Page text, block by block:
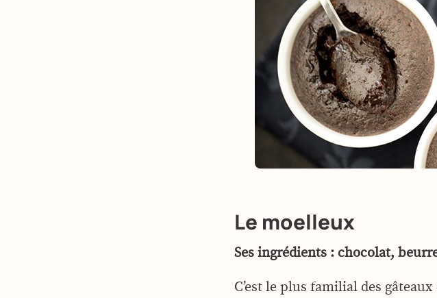
Le moelleux
Ses ingrédients : chocolat,
C’est le plus familial des